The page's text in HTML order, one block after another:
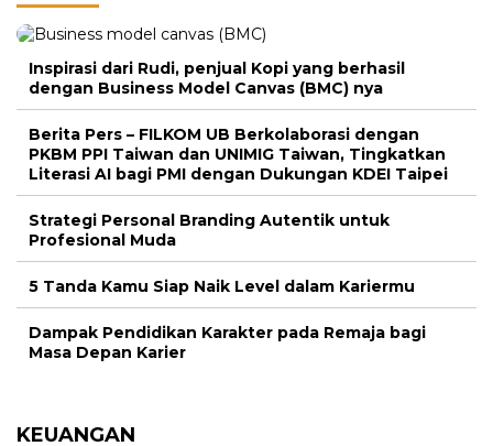
Inspirasi dari Rudi, penjual Kopi yang berhasil
dengan Business Model Canvas (BMC) nya
Berita Pers – FILKOM UB Berkolaborasi dengan
PKBM PPI Taiwan dan UNIMIG Taiwan, Tingkatkan
Literasi AI bagi PMI dengan Dukungan KDEI Taipei
Strategi Personal Branding Autentik untuk
Profesional Muda
5 Tanda Kamu Siap Naik Level dalam Kariermu
Dampak Pendidikan Karakter pada Remaja bagi
Masa Depan Karier
KEUANGAN